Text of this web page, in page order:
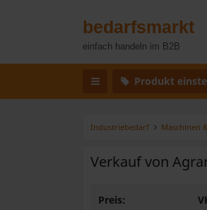
bedarfsmarkt
einfach handeln im B2B
Produkt
Industriebedarf Maschinen
Verkauf von
Preis: